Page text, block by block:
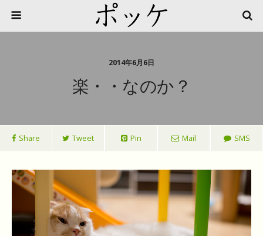
2014年6月6日
楽・・なのか？
Share Tweet Pin Mail SMS